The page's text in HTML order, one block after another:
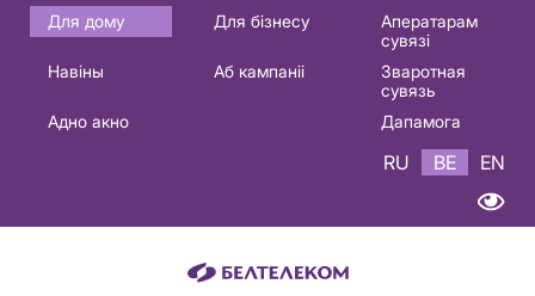
Основная
навигация
Для дому Для бізнесу
Аператарам
сувязі
Навіны
Аб кампаніі
Зваротная
сувязь
Адно акно
Дапамога
RU BE EN